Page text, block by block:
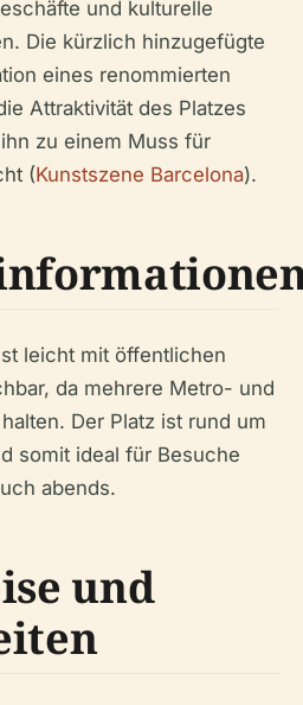
und kulturelle
Die kürzlich hinzugefügte
eines renommierten
Attraktivität des Platzes
zu einem Muss für
(Kunstszene Barcelona).
leicht mit öffentlichen
da mehrere Metro- und
Der Platz ist rund um
somit ideal für Besuche
abends.
und